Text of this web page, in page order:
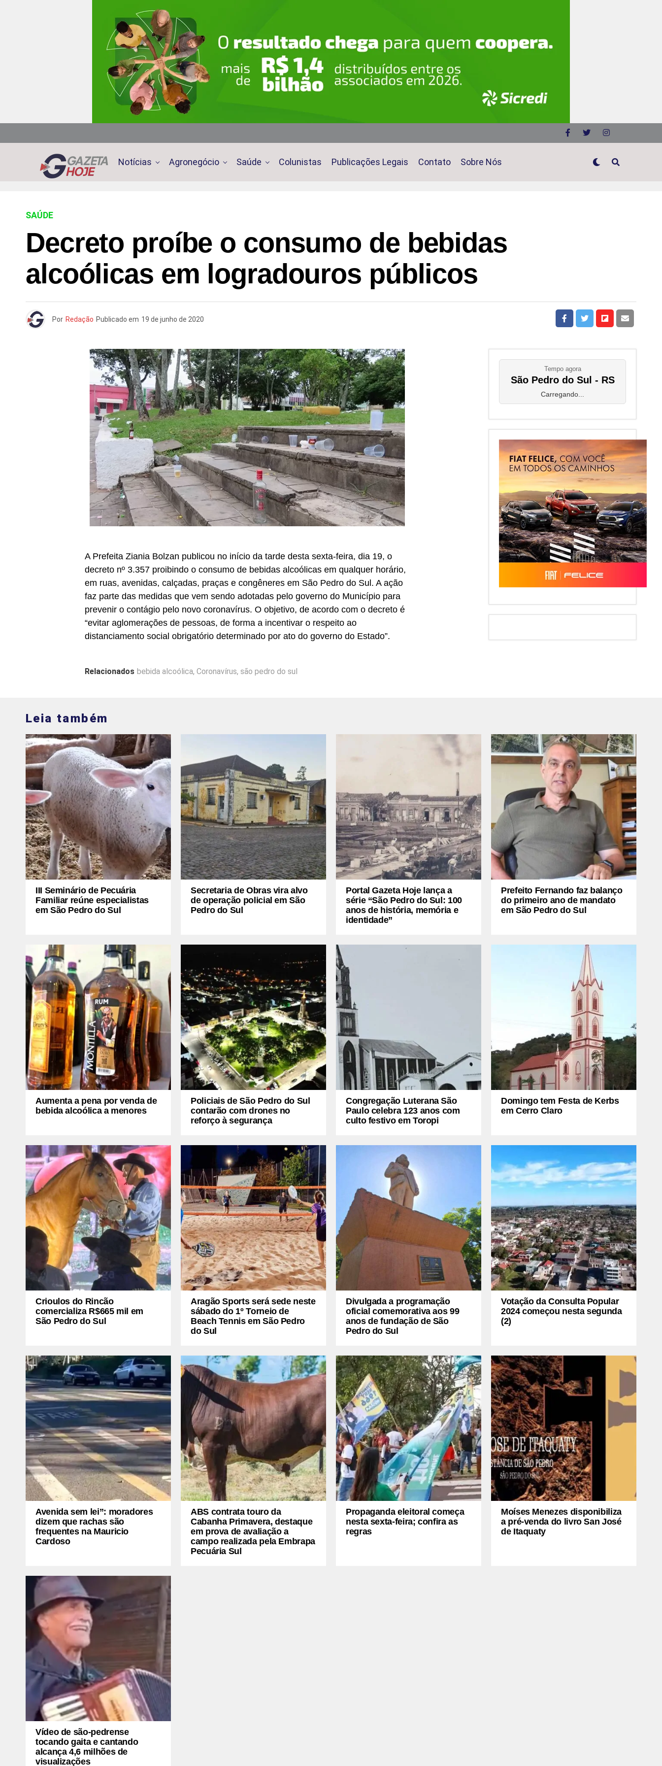
Notícias Agronegócio Saúde Colunistas Publicações Legais Contato Sobre Nós
SAÚDE
Decreto proíbe o consumo de bebidas
alcoólicas em logradouros públicos
Por Redação Publicado em 19 de junho de 2020
A Prefeita Ziania Bolzan publicou no início da tarde desta sexta-feira, dia 19, o
decreto nº 3.357 proibindo o consumo de bebidas alcoólicas em qualquer horário,
em ruas, avenidas, calçadas, praças e congêneres em São Pedro do Sul. A ação
faz parte das medidas que vem sendo adotadas pelo governo do Município para
prevenir o contágio pelo novo coronavírus. O objetivo, de acordo com o decreto é
“evitar aglomerações de pessoas, de forma a incentivar o respeito ao
distanciamento social obrigatório determinado por ato do governo do Estado”.
Relacionados bebida alcoólica, Coronavírus, são pedro do sul
Tempo agora
São Pedro do Sul - RS
Carregando...
Leia também
III Seminário de Pecuária
Familiar reúne especialistas
em São Pedro do Sul
Secretaria de Obras vira alvo
de operação policial em São
Pedro do Sul
Portal Gazeta Hoje lança a
série “São Pedro do Sul: 100
anos de história, memória e
identidade”
Prefeito Fernando faz balanço
do primeiro ano de mandato
em São Pedro do Sul
Aumenta a pena por venda de
bebida alcoólica a menores
Policiais de São Pedro do Sul
contarão com drones no
reforço à segurança
Congregação Luterana São
Paulo celebra 123 anos com
culto festivo em Toropi
Domingo tem Festa de Kerbs
em Cerro Claro
Crioulos do Rincão
comercializa R$665 mil em
São Pedro do Sul
Aragão Sports será sede neste
sábado do 1º Torneio de
Beach Tennis em São Pedro
do Sul
Divulgada a programação
oficial comemorativa aos 99
anos de fundação de São
Pedro do Sul
Votação da Consulta Popular
2024 começou nesta segunda
(2)
Avenida sem lei”: moradores
dizem que rachas são
frequentes na Mauricio
Cardoso
ABS contrata touro da
Cabanha Primavera, destaque
em prova de avaliação a
campo realizada pela Embrapa
Pecuária Sul
Propaganda eleitoral começa
nesta sexta-feira; confira as
regras
Moíses Menezes disponibiliza
a pré-venda do livro San José
de Itaquaty
Vídeo de são-pedrense
tocando gaita e cantando
alcança 4,6 milhões de
visualizações